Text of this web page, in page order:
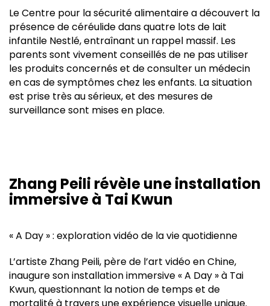
Le Centre pour la sécurité alimentaire a découvert la
présence de céréulide dans quatre lots de lait
infantile Nestlé, entraînant un rappel massif. Les
parents sont vivement conseillés de ne pas utiliser
les produits concernés et de consulter un médecin
en cas de symptômes chez les enfants. La situation
est prise très au sérieux, et des mesures de
surveillance sont mises en place.
Zhang Peili révèle une installation
immersive à Tai Kwun
« A Day » : exploration vidéo de la vie quotidienne
L’artiste Zhang Peili, père de l’art vidéo en Chine,
inaugure son installation immersive « A Day » à Tai
Kwun, questionnant la notion de temps et de
mortalité à travers une expérience visuelle unique.